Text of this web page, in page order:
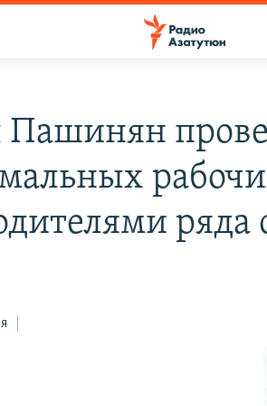
Пашинян
ряда